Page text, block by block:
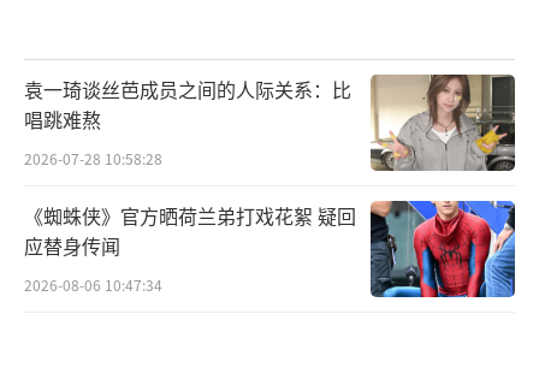
袁一琦谈丝芭成员之间的人际关系：比
唱跳难熬
2026-07-28 10:58:28
《蜘蛛侠》官方晒荷兰弟打戏花絮 疑回
应替身传闻
2026-08-06 10:47:34